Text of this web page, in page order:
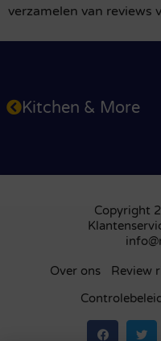
verzamelen van reviews
Kitchen & More
Copyright
Over ons Review